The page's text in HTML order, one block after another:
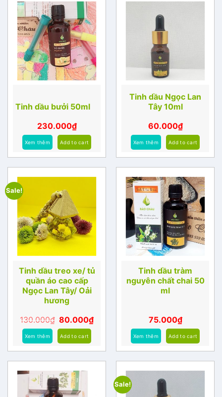
Tinh dầu bưởi 50ml
230.000₫
Xem thêm Add to cart
Tinh dầu Ngọc Lan
Tây 10ml
60.000₫
Xem thêm Add to cart
Sale!
Tinh dầu treo xe/ tủ
quần áo cao cấp
Ngọc Lan Tây/ Oải
hương
130.000₫ 80.000₫
Xem thêm Add to cart
Tinh dầu tràm
nguyên chất chai 50
ml
75.000₫
Xem thêm Add to cart
Sale!